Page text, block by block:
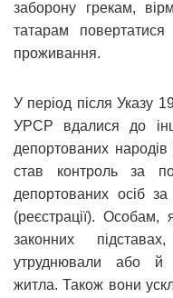
заборону грекам,
татарам
проживання.
У період після Указу
УРСР вдалися до
депортованих
став контроль за
депортованих осіб
(реєстрації). Особам,
законних
утруднювали або й
житла. Також вони